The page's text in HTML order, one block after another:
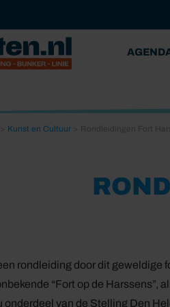
Kunst en Cultuur
rondleiding door dit geweldige
“Fort op de Harssens”,
onderdeel van de Stelling Den